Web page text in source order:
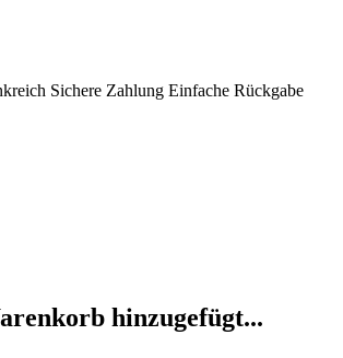
Sichere Zahlung Einfache Rückgabe
hinzugefügt...